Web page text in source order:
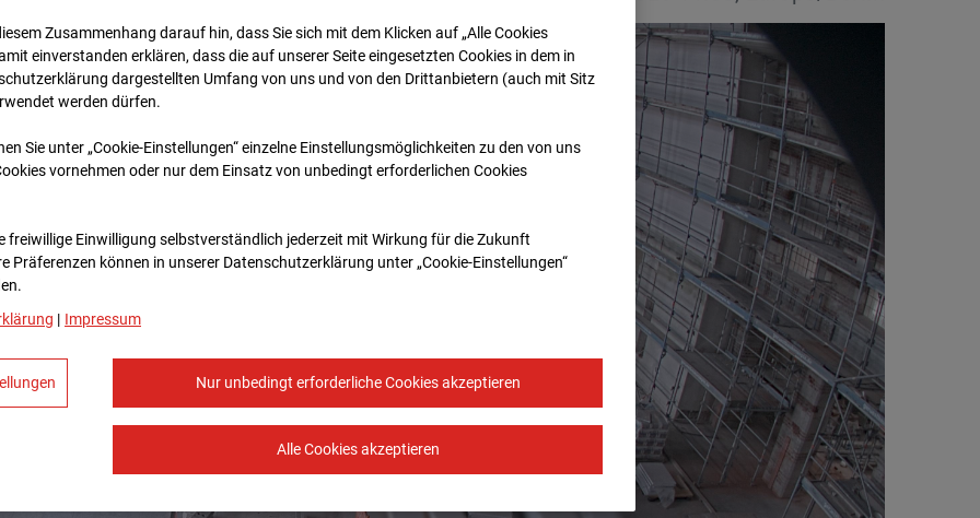
Zusammenhang darauf hin, dass Sie sich mit dem Klicken auf „Alle Cookies
ein­ver­standen erklären, dass die auf unserer Seite eingesetzten Cookies in dem in
dargestellten Umfang von uns und von den Drittanbietern (auch mit Sitz
werden dürfen.
Sie unter „Cookie-Einstellungen“ einzelne Einstellungsmöglichkeiten zu den von uns
vornehmen oder nur dem Einsatz von unbedingt erforderlichen Cookies
freiwillige Einwilligung selbstverständlich jederzeit mit Wirkung für die Zukunft
Prä­fe­renzen können in unserer Datenschutzerklärung unter „Cookie-Einstellungen“
| Impressum
Nur unbedingt erforderliche Cookies akzeptieren
Alle Cookies akzeptieren